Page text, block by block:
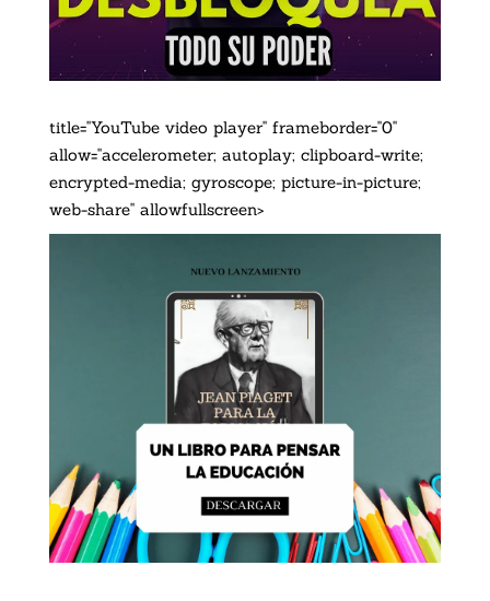
title="YouTube video player" frameborder="0"
allow="accelerometer; autoplay; clipboard-write;
encrypted-media; gyroscope; picture-in-picture;
web-share" allowfullscreen>